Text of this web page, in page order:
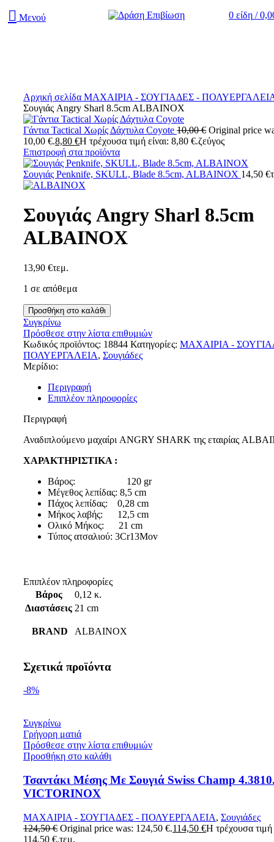
Μενού 0 είδη /
Αρχική σελίδα ΜΑΧΑΙΡΙΑ - ΣΟΥΓΙΑΔΕΣ -
Σουγιάς Angry Sharl 8.5cm ALBAINOX
Γάντια Tactical Χωρίς Δάχτυλα Coyote 10,00€ Original price
10,00 €.8,80 €Η τρέχουσα τιμή είναι: 8,80 €.ζεύγος
Επιστροφή στα προϊόντα
Σουγιάς Penknife, SKULL, Blade 8.5cm, ALBAINOX 14,50 €
Σουγιάς Angry Sharl 8.5cm
ALBAINOX
13,90 €τεμ.
1 σε απόθεμα
Προσθήκη στο καλάθι
Συγκρίνω
Πρόσθεσε στην λίστα επιθυμιών
Κωδικός προϊόντος: 18844 Κατηγορίες: ΜΑΧΑΙΡΙΑ -
ΠΟΛΥΕΡΓΑΛΕΙΑ, Σουγιάδες
Μερίδιο:
Περιγραφή
Επιπλέον πληροφορίες
Περιγραφή
Αναδιπλούμενο μαχαίρι ANGRY SHARK της εταιρίας
ΧΑΡΑΚΤΗΡΙΣΤΙΚΑ :
Βάρος: 120 gr
Μέγεθος λεπίδας: 8,5 cm
Πάχος λεπίδας: 0,28 cm
Μήκος λαβής: 12,5 cm
Ολικό Μήκος: 21 cm
Τύπος ατσαλιού: 3Cr13Mov
Επιπλέον πληροφορίες
Βάρος
0,12 κ.
Διαστάσεις 21 cm
BRAND ALBAINOX
Σχετικά προϊόντα
-8%
Συγκρίνω
Γρήγορη ματιά
Πρόσθεσε στην λίστα επιθυμιών
Προσθήκη στο καλάθι
Τσαντάκι Μέσης Με Σουγιά Swiss Champ
VICTORINOX
ΜΑΧΑΙΡΙΑ - ΣΟΥΓΙΑΔΕΣ - ΠΟΛΥΕΡΓΑΛΕΙΑ, Σουγιάδες
124,50€ Original price was: 124,50 €.114,50 €Η τρέχουσα τιμή
114,50 €.τεμ.